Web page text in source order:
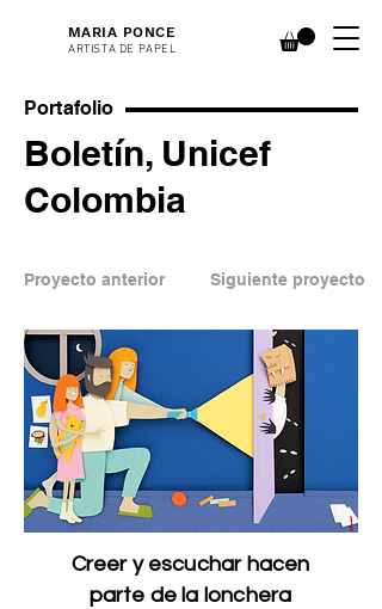
MARIA PONCE
ARTISTA DE PAPEL
Portafolio
Boletín, Unicef
Colombia
Proyecto anterior Siguiente proyecto
Creer y escuchar hacen
parte de la lonchera